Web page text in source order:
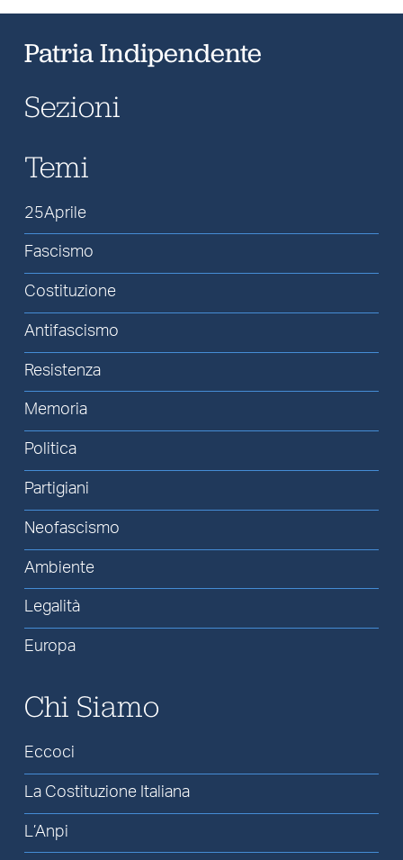
Patria Indipendente
Sezioni
Temi
25Aprile
Fascismo
Costituzione
Antifascismo
Resistenza
Memoria
Politica
Partigiani
Neofascismo
Ambiente
Legalità
Europa
Chi Siamo
Eccoci
La Costituzione Italiana
L’Anpi